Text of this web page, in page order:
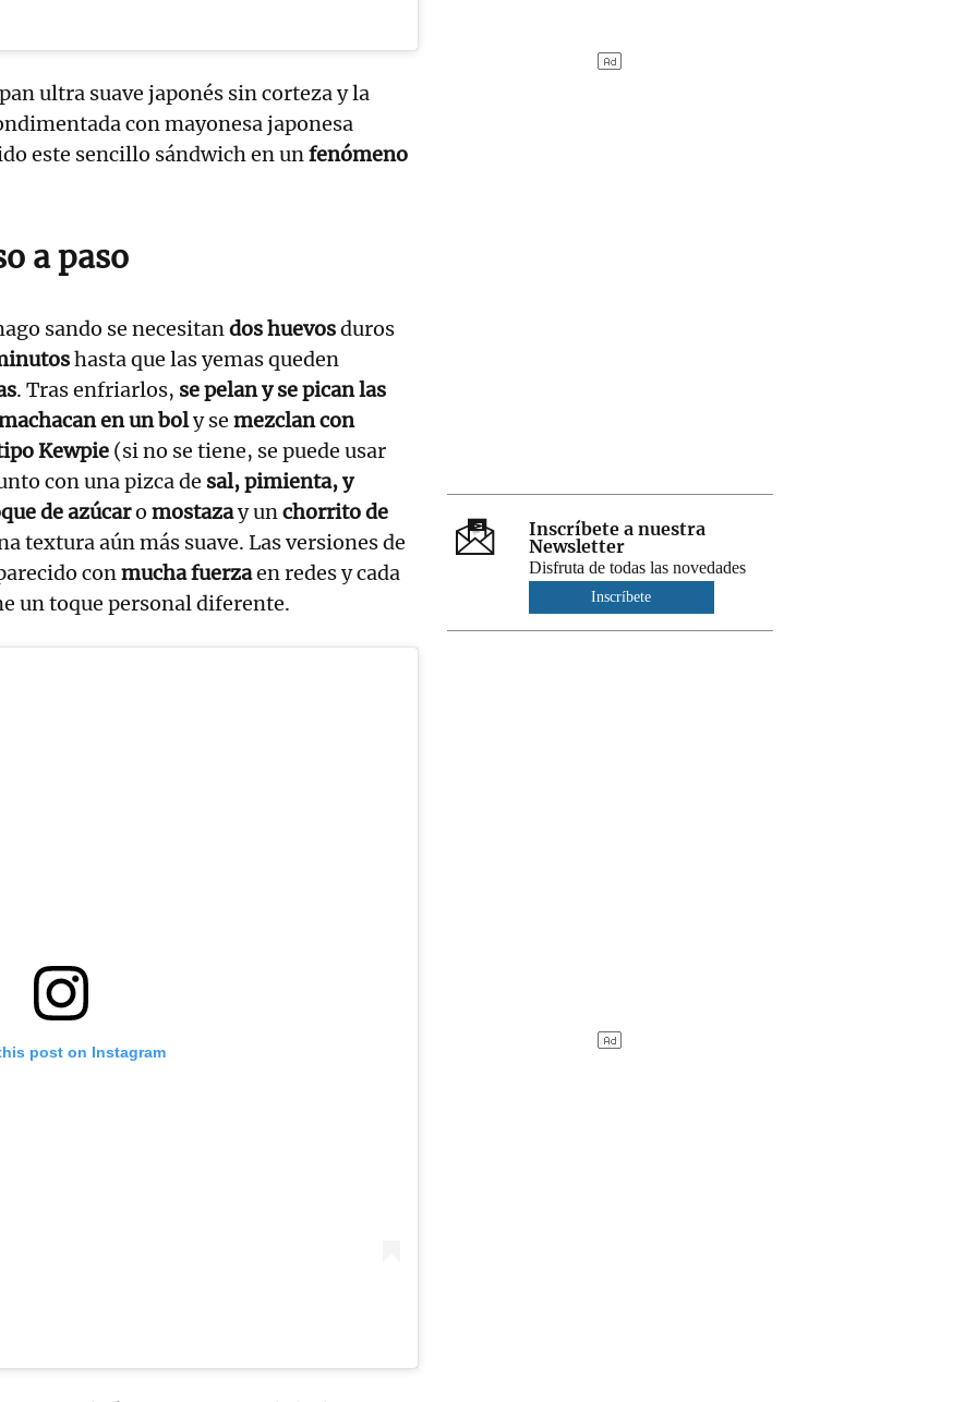
ultra suave japonés sin corteza y la
con mayonesa japonesa
este sencillo sándwich en unfenómeno
a paso
sando se necesitandos huevosduros
hasta que las yemas queden
. Tras enfriarlos, se pelan y se pican las
en un boly se mezclan con
Kewpie (si no se tiene, se puede usar
con una pizca de sal, pimienta, y
de azúcaro mostazay unchorrito de
textura aún más suave. Las versiones de
conmucha fuerzaen redes y cada
un toque personal diferente.
post on Instagram
Inscríbete a nuestra
Newsletter
Disfruta de todas las novedades
Inscríbete